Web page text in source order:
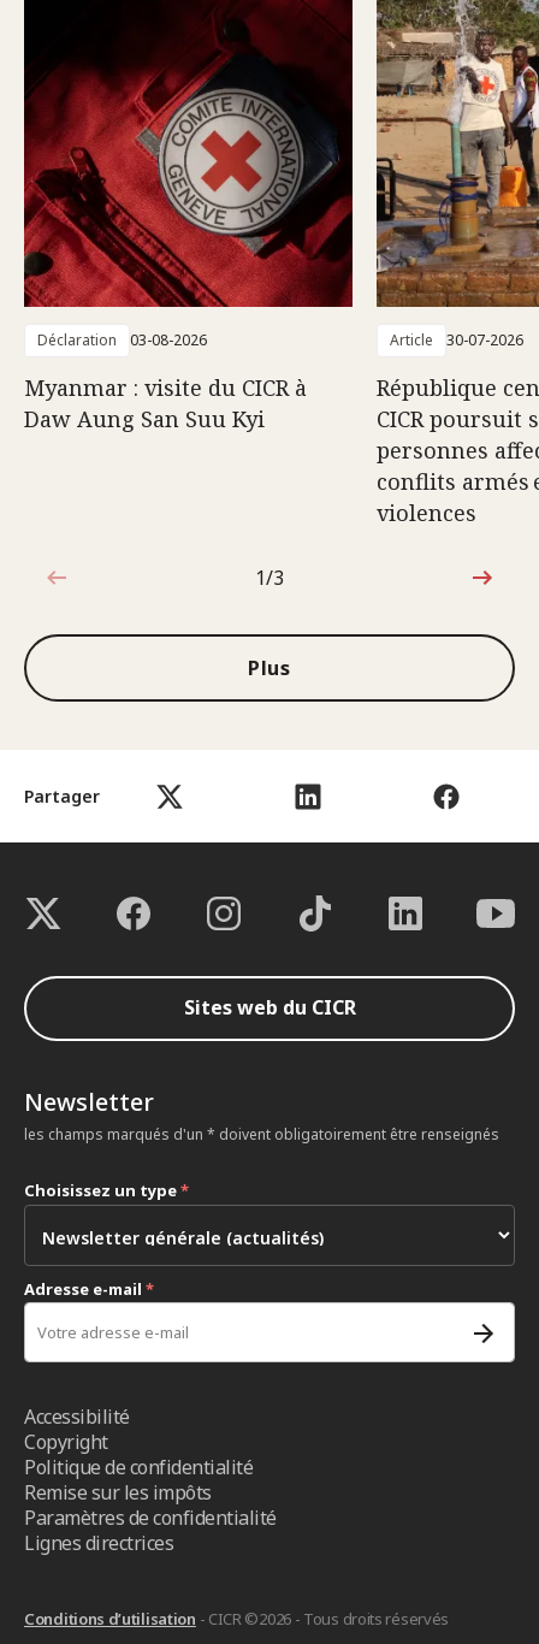
Partager
Déclaration 03-08-2026
Myanmar : visite du CICR à
Daw Aung San Suu Kyi
Article 30-07-2026
République
CICR poursuit
personnes
conflits armés
violences
1sur3
1/3
Plus
Sites web du CICR
Newsletter
les champs marqués d'un * doivent obligatoirement être renseignés
Choisissez un type*
Adresse e-mail *
Accessibilité
Copyright
Politique de confidentialité
Remise sur les impôts
Paramètres de confidentialité
Lignes directrices
Conditions d’utilisation - CICR ©2026 - Tous droits réservés